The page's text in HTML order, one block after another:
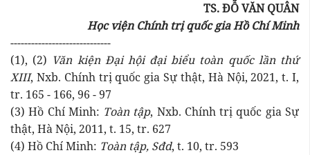
TS. ĐỖ VĂN QUÂN
Học viện Chính trị quốc gia Hồ Chí Minh
-----------------------------
(1), (2) Văn kiện Đại hội đại biểu toàn quốc lần thứ
XIII, Nxb. Chính trị quốc gia Sự thật, Hà Nội, 2021, t. I,
tr. 165 - 166, 96 - 97
(3) Hồ Chí Minh: Toàn tập, Nxb. Chính trị quốc gia Sự
thật, Hà Nội, 2011, t. 15, tr. 627
(4) Hồ Chí Minh: Toàn tập, Sđd, t. 10, tr. 593